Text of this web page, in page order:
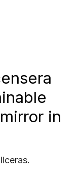
in